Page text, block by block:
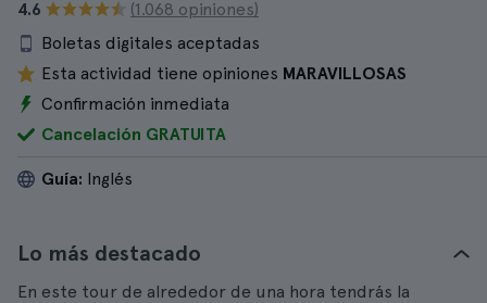
4.6
(1.068 opiniones)
Boletas digitales aceptadas
Esta actividad tiene opiniones MARAVILLOSAS
Confirmación inmediata
Cancelación GRATUITA
Guía: Inglés
Lo más destacado
En este tour de alrededor de una hora tendrás la